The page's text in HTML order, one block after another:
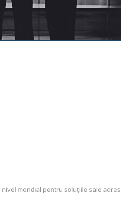
mondial pentru soluţiile sale